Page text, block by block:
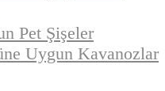
Pet Şişeler
Uygun Kavanozlar